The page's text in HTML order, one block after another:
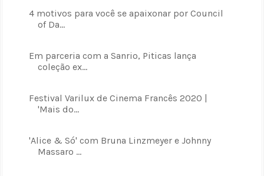
4 motivos para você se apaixonar por Council
of Da...
Em parceria com a Sanrio, Piticas lança
coleção ex...
Festival Varilux de Cinema Francês 2020 |
'Mais do...
'Alice & Só' com Bruna Linzmeyer e Johnny
Massaro ...